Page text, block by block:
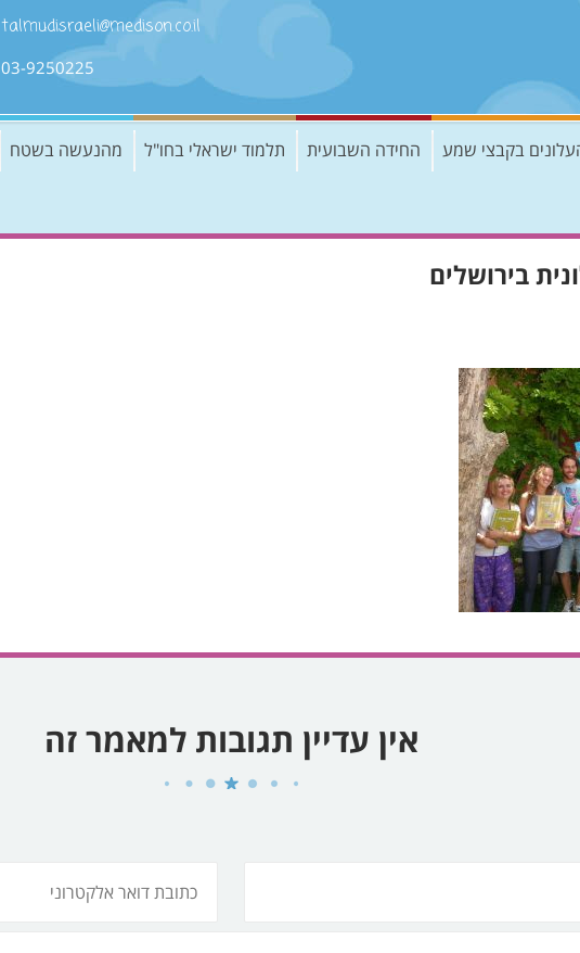
talmudisraeli@medison.co.il
03-9250225
בקבצי שמע החידה השבועית תלמוד ישראלי בחו"ל מהנעשה בשטח
בירושלים
אין עדיין תגובות למאמר זה